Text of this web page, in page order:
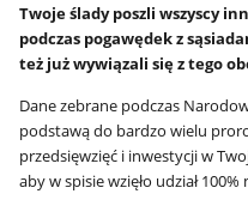
Twoje ślady poszli wszyscy
podczas pogawędek z
też już wywiązali się z tego
Dane zebrane podczas
podstawą do bardzo wielu
przedsięwzięć i inwestycji w
aby w spisie wzięło udział